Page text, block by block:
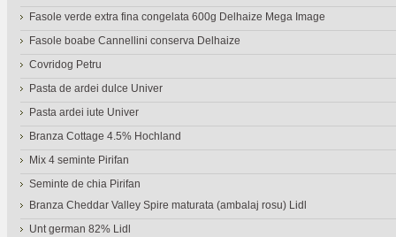
Fasole verde extra fina congelata 600g Delhaize Mega Image
Fasole boabe Cannellini conserva Delhaize
Covridog Petru
Pasta de ardei dulce Univer
Pasta ardei iute Univer
Branza Cottage 4.5% Hochland
Mix 4 seminte Pirifan
Seminte de chia Pirifan
Branza Cheddar Valley Spire maturata (ambalaj rosu) Lidl
Unt german 82% Lidl